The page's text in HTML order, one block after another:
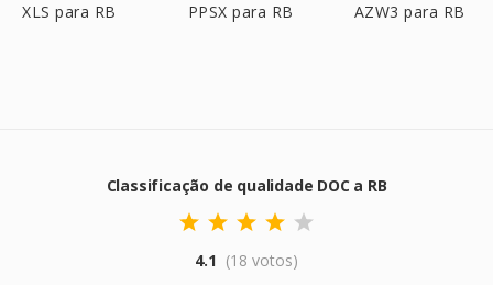
XLS para RB PPSX para RB AZW3 para RB
Classificação de qualidade DOC a RB
4.1 (18 votos)